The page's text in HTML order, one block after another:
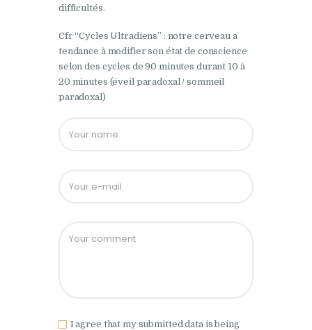
difficultés.
Cfr “Cycles Ultradiens” : notre cerveau a
tendance à modifier son état de conscience
selon des cycles de 90 minutes durant 10 à
20 minutes (éveil paradoxal / sommeil
paradoxal)
I agree that my submitted data is being